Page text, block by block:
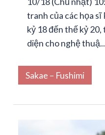
tranh của các họa
kỷ 18 đến thế kỷ
diện cho nghệ thuậ...
Sakae – Fushimi